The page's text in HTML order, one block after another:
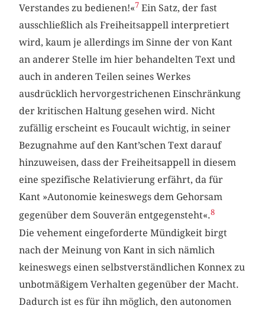
Verstandes zu bedienen!«7 Ein Satz, der fast
ausschließlich als Freiheitsappell interpretiert
wird, kaum je allerdings im Sinne der von Kant
an anderer Stelle im hier behandelten Text und
auch in anderen Teilen seines Werkes
ausdrücklich hervorgestrichenen Einschränkung
der kritischen Haltung gesehen wird. Nicht
zufällig erscheint es Foucault wichtig, in seiner
Bezugnahme auf den Kant’schen Text darauf
hinzuweisen, dass der Freiheitsappell in diesem
eine spezifische Relativierung erfährt, da für
Kant »Autonomie keineswegs dem Gehorsam
gegenüber dem Souverän entgegensteht«.8
Die vehement eingeforderte Mündigkeit birgt
nach der Meinung von Kant in sich nämlich
keineswegs einen selbstverständlichen Konnex zu
unbotmäßigem Verhalten gegenüber der Macht.
Dadurch ist es für ihn möglich, den autonomen